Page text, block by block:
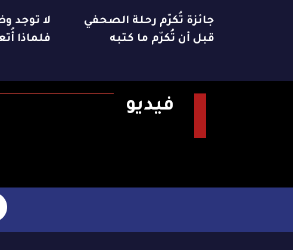
جائزة تُكرّم رحلة الصحفي
قبل أن تُكرّم ما كتبه
لا توجد
فلماذا
فيديو